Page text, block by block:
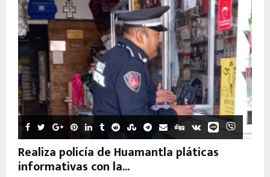
Realiza policía de Huamantla pláticas
informativas con la...